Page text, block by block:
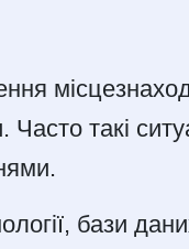
такі
бази